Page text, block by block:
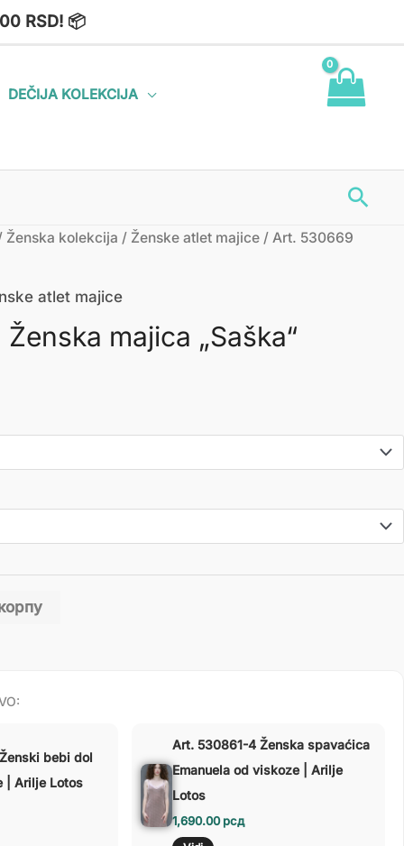
RSD! 📦
DEČIJA KOLEKCIJA
Ženska kolekcija / Ženske atlet majice/ Art. 530669
atlet majice
majica „Saška“
bebi dol
| Arilje Lotos
Art. 530861-4 Ženska spavaćica
Emanuela od viskoze | Arilje
Lotos
1,690.00рсд